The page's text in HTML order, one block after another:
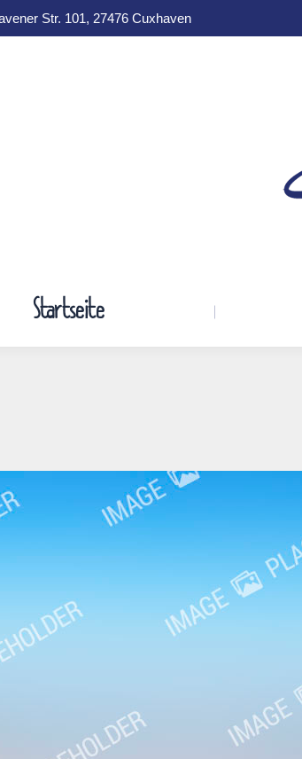
Str. 101, 27476 Cuxhaven
Startseite
Startseite